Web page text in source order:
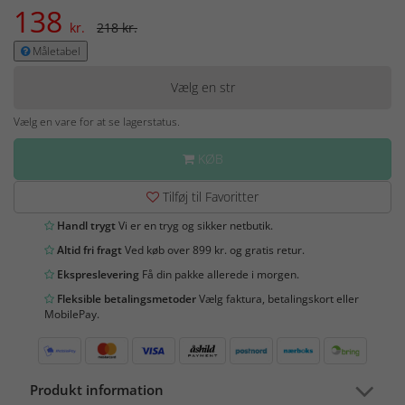
138 kr. 218 kr.
Måletabel
Vælg en str
Vælg en vare for at se lagerstatus.
KØB
Tilføj til Favoritter
Handl trygtVi er en tryg og sikker netbutik.
Altid fri fragtVed køb over 899 kr. og gratis retur.
Ekspreslevering Få din pakke allerede i morgen.
Fleksible betalingsmetoderVælg faktura, betalingskort eller
MobilePay.
Produkt information